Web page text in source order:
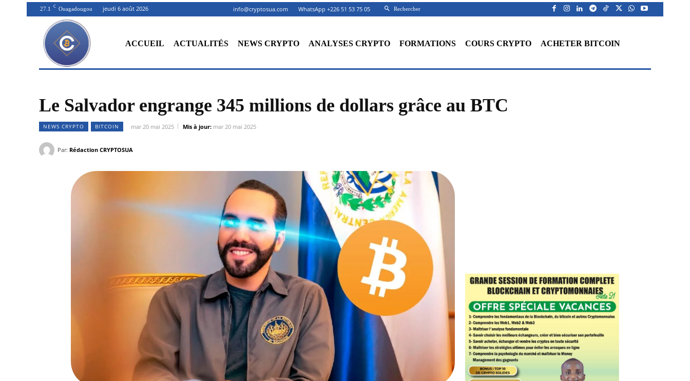
27.1 C Ouagadougou jeudi 6 août 2026 info@cryptosua.com WhatsApp +226 51 53 75 05 Rechercher
ACCUEIL ACTUALITÉS NEWS CRYPTO ANALYSES CRYPTO FORMATIONS COURS CRYPTO ACHETER BITCOIN
Le Salvador engrange 345 millions de dollars grâce au BTC
NEWS CRYPTO BITCOIN mar 20 mai 2025 Mis à jour: mar 20 mai 2025
Par: Rédaction CRYPTOSUA